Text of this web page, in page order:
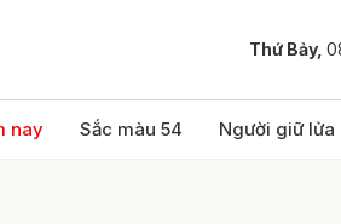
Thứ Bảy,
nay Sắc màu 54 Người giữ lửa